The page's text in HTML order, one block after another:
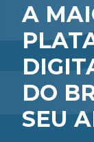
A
DO
SEU